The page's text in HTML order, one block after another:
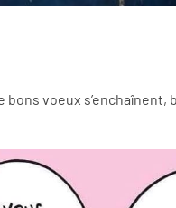
bons voeux s’enchaînent,